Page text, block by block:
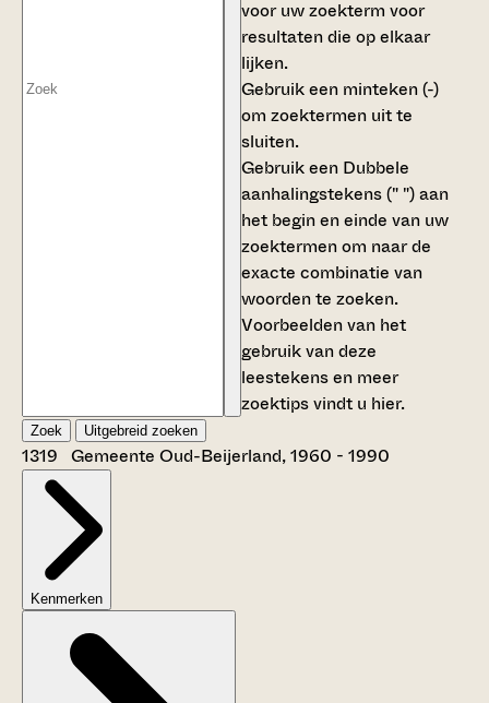
voor uw zoekterm voor
resultaten die op elkaar
lijken.
Gebruik een minteken (-)
om zoektermen uit te
sluiten.
Gebruik een Dubbele
aanhalingstekens (" ")aan
het begin en einde van uw
zoektermen om naar de
exacte combinatie van
woorden te zoeken.
Voorbeelden van het
gebruik van deze
leestekens en meer
zoektips vindt u hier.
Zoek Uitgebreid zoeken
1319 Gemeente Oud-Beijerland, 1960 - 1990
Kenmerken